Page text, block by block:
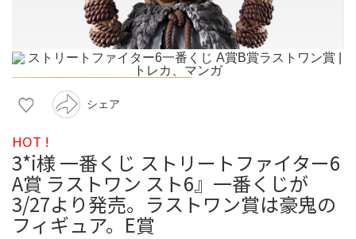
シェア
HOT !
3*i様 一番くじ ストリートファイター6
A賞 ラストワン スト6』一番くじが
3/27より発売。ラストワン賞は豪鬼の
フィギュア。E賞